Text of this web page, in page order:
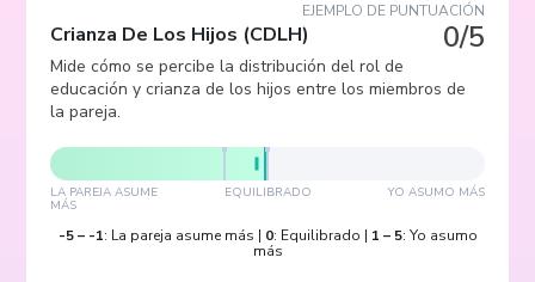
EJEMPLO DE PUNTUACIÓN
0/5
Crianza De Los Hijos (CDLH)
Mide cómo se percibe la distribución del rol de
educación y crianza de los hijos entre los miembros de
la pareja.
LA PAREJA ASUME
MÁS
EQUILIBRADO YO ASUMO MÁS
-5– -1: La pareja asume más | 0: Equilibrado | 1 – 5: Yo asumo
más